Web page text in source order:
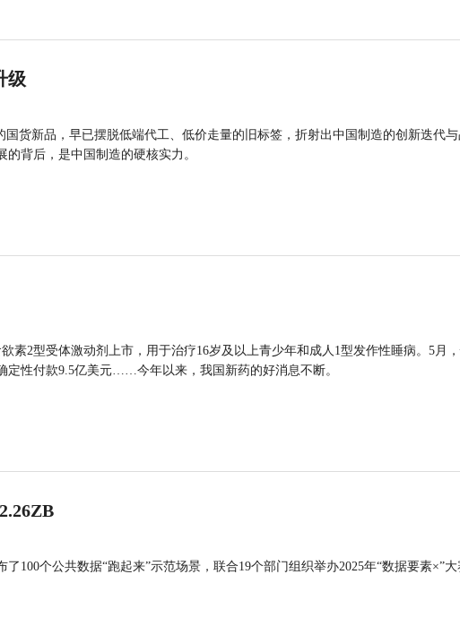
级
国货新品，早已摆脱低端代工、低价走量的旧标签，折射出中国制造的创新迭代
背后，是中国制造的硬核实力。
素2型受体激动剂上市，用于治疗16岁及以上青少年和成人1型发作性睡病。5月
定性付款9.5亿美元……今年以来，我国新药的好消息不断。
100个公共数据“跑起来”示范场景，联合19个部门组织举办2025年“数据要素×”大